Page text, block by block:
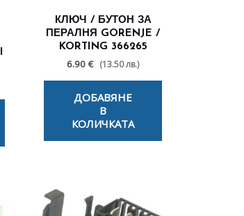
КЛЮЧ / БУТОН ЗА
ПЕРАЛНЯ GORENJE /
KORTING 366265
6.90 € (13.50 лв.)
ДОБАВЯНЕ
В
КОЛИЧКАТА